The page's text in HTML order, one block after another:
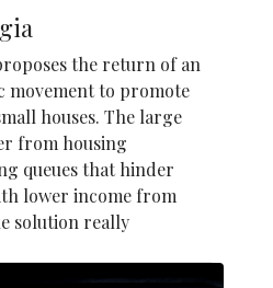
the return of an
movement to promote
houses. The large
from housing
queues that hinder
lower income from
solution really